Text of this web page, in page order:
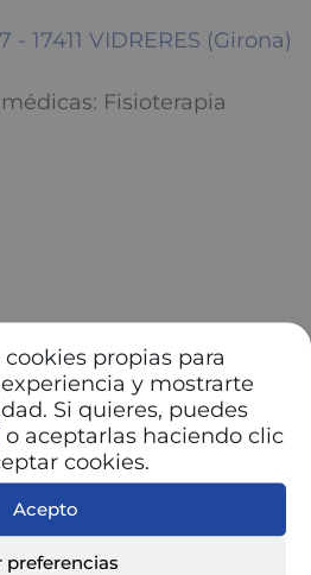
propias para
y mostrarte
Si quieres, puedes
o aceptarlas haciendo clic
cookies.
Acepto
preferencias
- 17411 VIDRERES (Girona)
Fisioterapia